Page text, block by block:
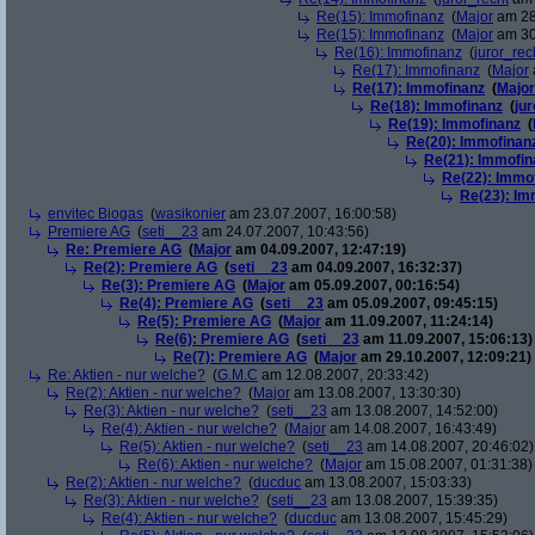
Re(15): Immofinanz (Major am
Re(15): Immofinanz (Major am
Re(16): Immofinanz (
Re(17): Immofinanz (Major
Re(17): Immofinanz (Major
Re(18): Immofinanz (
Re(19): Immofinanz (
Re(20):
Re(21):
Re(22):
Re(23):
envitec Biogas (wasikonier am 23.07.2007, 16:00:58)
Premiere AG (seti__23 am 24.07.2007, 10:43:56)
Re: Premiere AG (Major am 04.09.2007, 12:47:19)
Re(2): Premiere AG (seti__23 am 04.09.2007, 16:32:37)
Re(3): Premiere AG (Major am 05.09.2007, 00:16:54)
Re(4): Premiere AG (seti__23 am 05.09.2007, 09:45:15)
Re(5): Premiere AG (Major am 11.09.2007, 11:24:14)
Re(6): Premiere AG (seti__23 am 11.09.2007, 15:06:13)
Re(7): Premiere AG (Major am 29.10.2007, 12:09:21)
Re: Aktien - nur welche? (G.M.C am 12.08.2007, 20:33:42)
Re(2): Aktien - nur welche? (Major am 13.08.2007, 13:30:30)
Re(3): Aktien - nur welche? (seti__23 am 13.08.2007, 14:52:00)
Re(4): Aktien - nur welche? (Major am 14.08.2007, 16:43:49)
Re(5): Aktien - nur welche? (seti__23 am 14.08.2007, 20:46:02)
Re(6): Aktien - nur welche? (Major am 15.08.2007, 01:31:38)
Re(2): Aktien - nur welche? (ducduc am 13.08.2007, 15:03:33)
Re(3): Aktien - nur welche? (seti__23 am 13.08.2007, 15:39:35)
Re(4): Aktien - nur welche? (ducduc am 13.08.2007, 15:45:29)